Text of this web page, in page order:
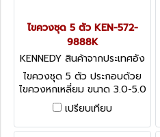
ไขควงชุด 5 ตัว KEN-572-
9888K
KENNEDY สินค้าจากประเทศอัง
กฤษ-1
ไขควงชุด 5 ตัว ประกอบด้วย
ไขควงหกเหลี่ยม ขนาด 3.0-5.0
มม. Kennedy Jeweller's &
Watchmaker's Tool Sets,
Alloy Steel Blades - 5
เปรียบเทียบ